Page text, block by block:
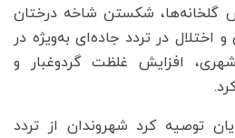
گلخانه‌ها، شکستن شاخه درختان
در تردد جاده‌ای به‌ویژه در
افزایش غلظت گردوغبار و
توصیه کرد شهروندان از تردد